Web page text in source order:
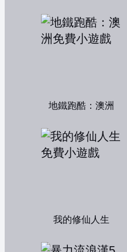
地鐵跑酷：澳洲
我的修仙人生